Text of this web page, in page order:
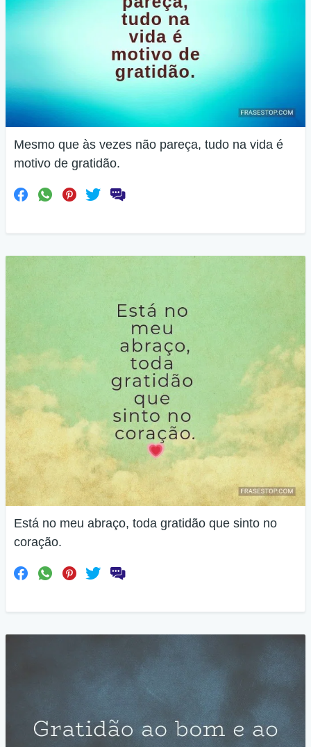
Mesmo que às vezes não pareça, tudo na vida é
motivo de gratidão.
Está no meu abraço, toda gratidão que sinto no
coração.